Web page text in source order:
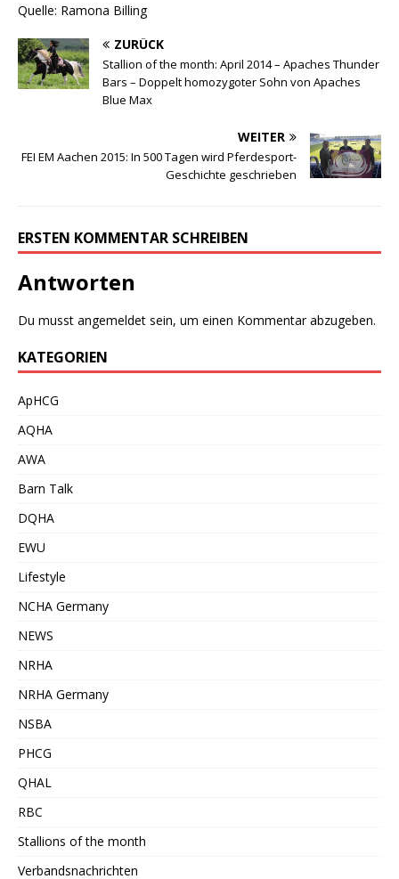
Quelle: Ramona Billing
ZURÜCK
Stallion of the month: April 2014 – Apaches Thunder
Bars – Doppelt homozygoter Sohn von Apaches
Blue Max
WEITER
FEI EM Aachen 2015: In 500 Tagen wird Pferdesport-
Geschichte geschrieben
ERSTEN KOMMENTAR SCHREIBEN
Antworten
Du musst angemeldet sein, um einen Kommentar abzugeben.
KATEGORIEN
ApHCG
AQHA
AWA
Barn Talk
DQHA
EWU
Lifestyle
NCHA Germany
NEWS
NRHA
NRHA Germany
NSBA
PHCG
QHAL
RBC
Stallions of the month
Verbandsnachrichten